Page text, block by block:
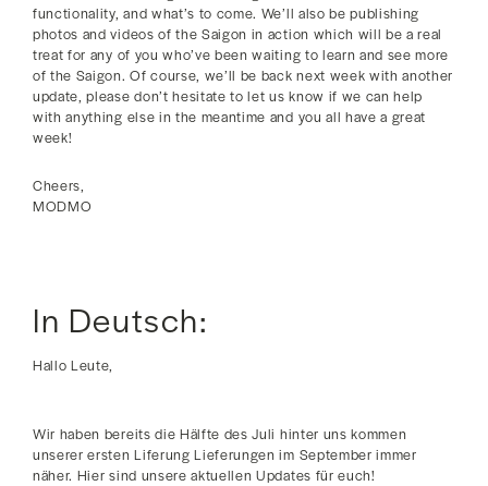
functionality, and what’s to come. We’ll also be publishing
photos and videos of the Saigon in action which will be a real
treat for any of you who’ve been waiting to learn and see more
of the Saigon. Of course, we’ll be back next week with another
update, please don’t hesitate to let us know if we can help
with anything else in the meantime and you all have a great
week!
Cheers,
MODMO
In Deutsch:
Hallo Leute,
Wir haben bereits die Hälfte des Juli hinter uns kommen
unserer ersten Liferung Lieferungen im September immer
näher. Hier sind unsere aktuellen Updates für euch!